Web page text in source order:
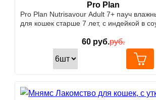
Pro Plan
Pro Plan Nutrisavour Adult 7+ пауч
для кошек старше 7 лет, с индейкой в
60 руб.руб.